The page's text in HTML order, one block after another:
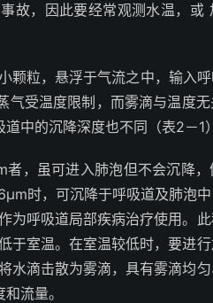
故，因此要经常观测水温，或
颗粒，悬浮于气流之中，输入
受温度限制，而雾滴与温度无
中的沉降深度也不同（表2－1
，虽可进入肺泡但不会沉降，
时，可沉降于呼吸道及肺泡
为呼吸道局部疾病治疗使用。
于室温。在室温较低时，要进
水滴击散为雾滴，具有雾滴均
流量。